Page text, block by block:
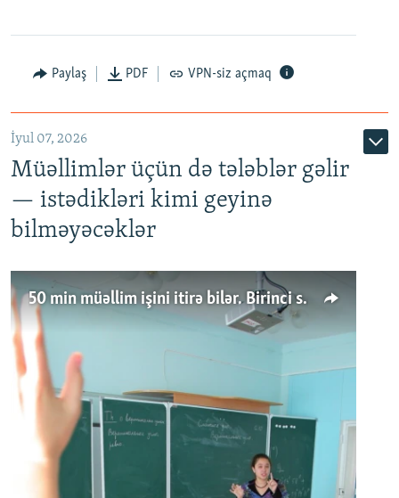
Paylaş PDF VPN-siz açmaq
İyul 07, 2026
Müəllimlər üçün də tələblər gəlir
— istədikləri kimi geyinə
bilməyəcəklər
50 min müəllim işini itirə bilər. Birinci sinfə gedənlər azalır